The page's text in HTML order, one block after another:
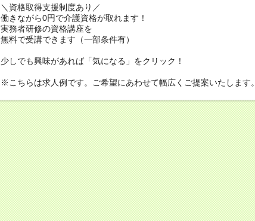
＼資格取得支援制度あり／
働きながら0円で介護資格が取れます！
実務者研修の資格講座を
無料で受講できます（一部条件有）
少しでも興味があれば「気になる」をクリック！
※こちらは求人例です。ご希望にあわせて幅広くご提案いたします。